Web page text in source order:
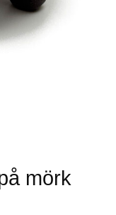
mörk